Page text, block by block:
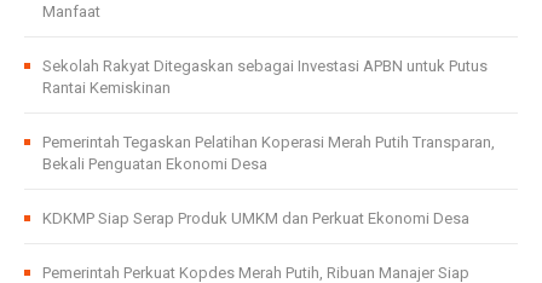
Manfaat
Sekolah Rakyat Ditegaskan sebagai Investasi APBN untuk Putus
Rantai Kemiskinan
Pemerintah Tegaskan Pelatihan Koperasi Merah Putih Transparan,
Bekali Penguatan Ekonomi Desa
KDKMP Siap Serap Produk UMKM dan Perkuat Ekonomi Desa
Pemerintah Perkuat Kopdes Merah Putih, Ribuan Manajer Siap